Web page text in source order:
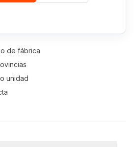
de fábrica
unidad